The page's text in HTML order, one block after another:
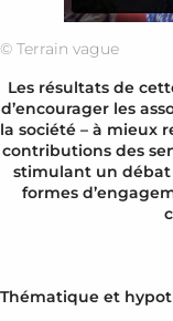
© Terrain vague
Les résultats de
d’encourager les
la société – à mieux
contributions des
stimulant un débat
formes
Thématique et